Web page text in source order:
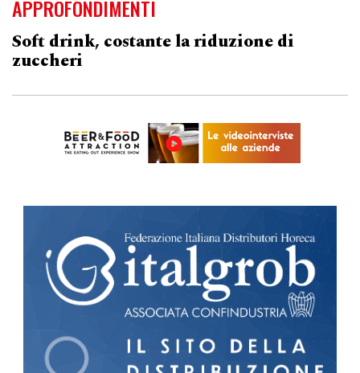
APPROFONDIMENTI
Soft drink, costante la riduzione di
zuccheri